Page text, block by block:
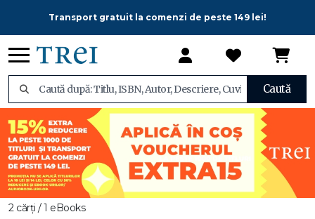
Transport gratuit la comenzi de peste 149 lei!
Caută
2 cărți / 1 eBooks